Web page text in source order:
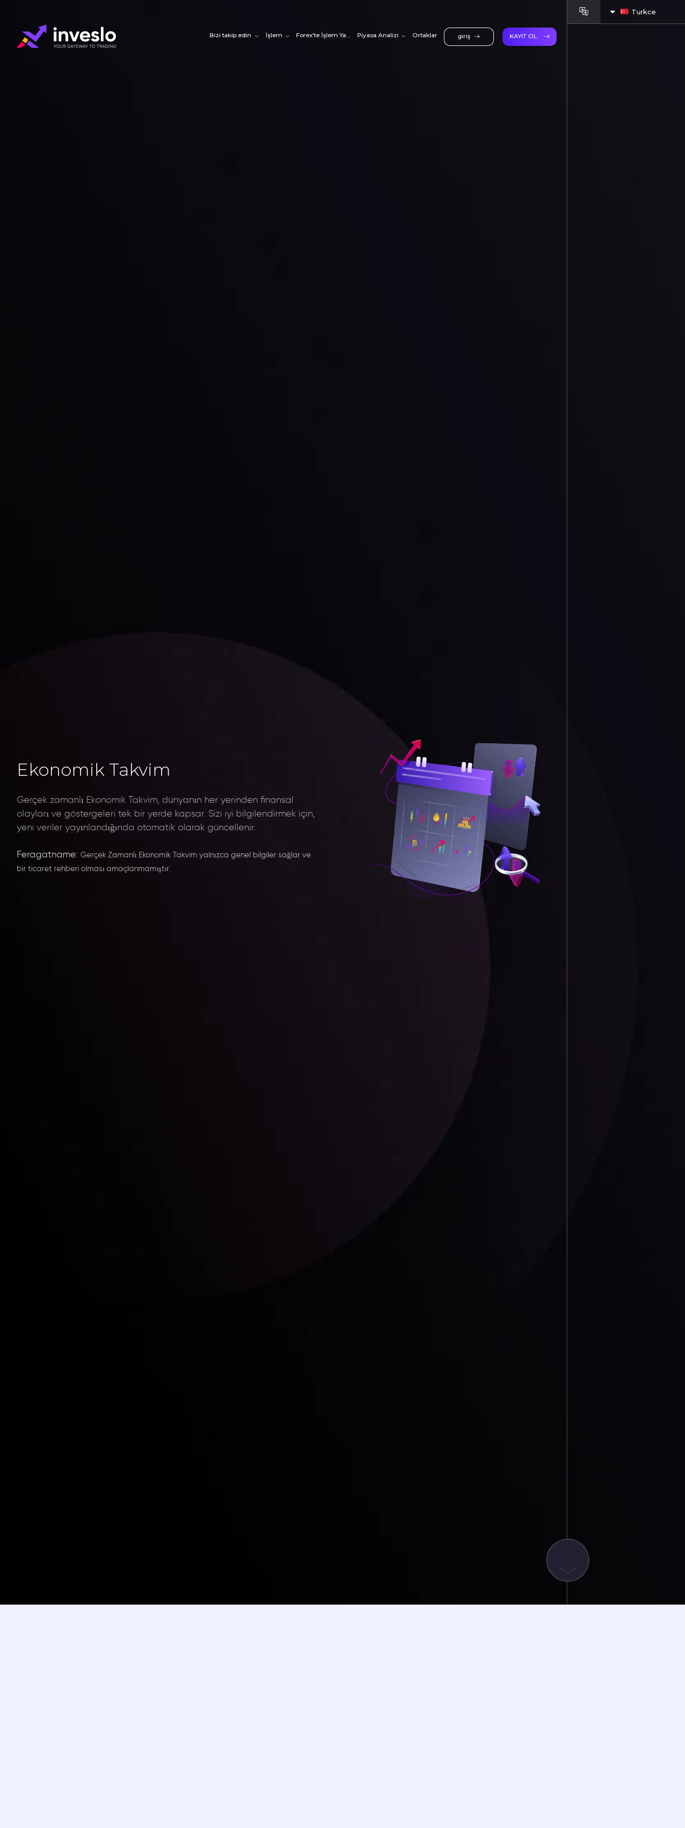
Bizi takip edin İşlem Forex'te İşlem Yapmayı Öğrenin Piyasa Analizi Ortaklar giriş KAYIT OL
Turkce
Ekonomik Takvim
Gerçek zamanlı Ekonomik Takvim, dünyanın her yerinden finansal
olayları ve göstergeleri tek bir yerde kapsar. Sizi iyi bilgilendirmek için,
yeni veriler yayınlandığında otomatik olarak güncellenir.
Feragatname: Gerçek Zamanlı Ekonomik Takvim yalnızca genel bilgiler sağlar ve
bir ticaret rehberi olması amaçlanmamıştır.